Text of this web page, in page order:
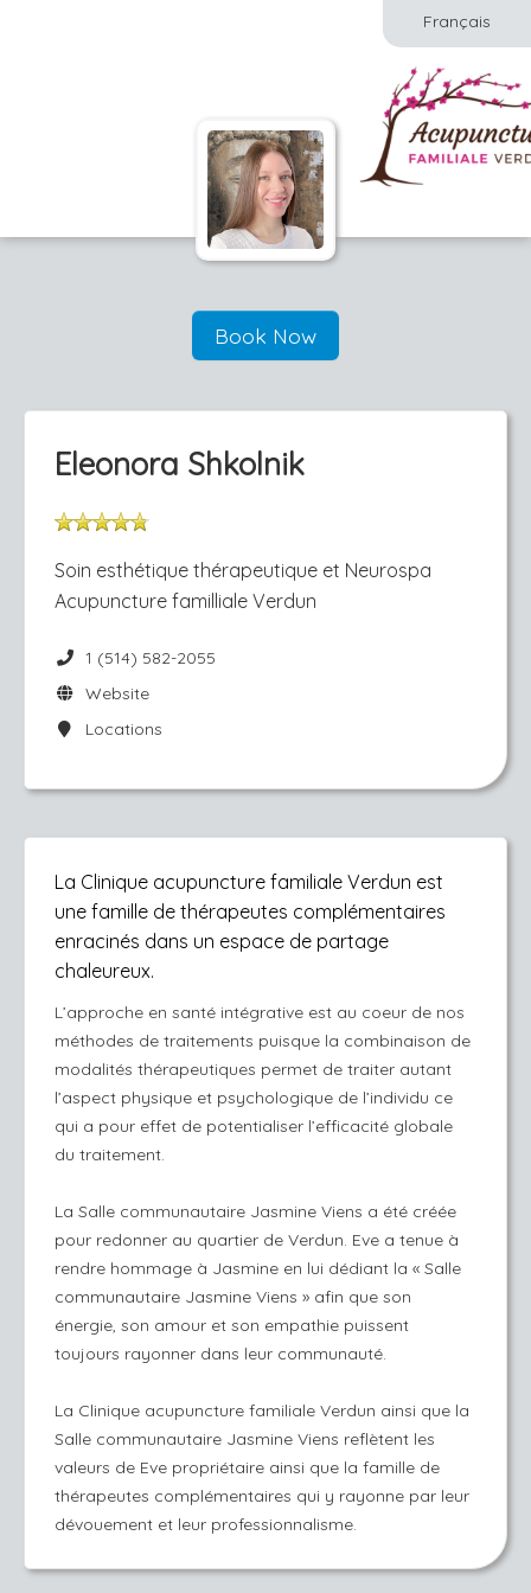
Français
Book Now
Eleonora Shkolnik
Soin esthétique thérapeutique et Neurospa
Acupuncture familliale Verdun
1 (514) 582-2055
Website
Locations
La Clinique acupuncture familiale Verdun est
une famille de thérapeutes complémentaires
enracinés dans un espace de partage
chaleureux.
L’approche en santé intégrative est au coeur de nos
méthodes de traitements puisque la combinaison de
modalités thérapeutiques permet de traiter autant
l’aspect physique et psychologique de l’individu ce
qui a pour effet de potentialiser l’efficacité globale
du traitement.
La Salle communautaire Jasmine Viens a été créée
pour redonner au quartier de Verdun. Eve a tenue à
rendre hommage à Jasmine en lui dédiant la « Salle
communautaire Jasmine Viens » afin que son
énergie, son amour et son empathie puissent
toujours rayonner dans leur communauté.
La Clinique acupuncture familiale Verdun ainsi que la
Salle communautaire Jasmine Viens reflètent les
valeurs de Eve propriétaire ainsi que la famille de
thérapeutes complémentaires qui y rayonne par leur
dévouement et leur professionnalisme.